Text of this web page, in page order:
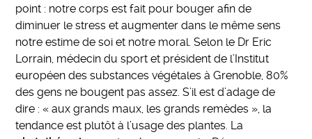
point : notre corps est fait pour bouger afin de
diminuer le stress et augmenter dans le même sens
notre estime de soi et notre moral. Selon le Dr Eric
Lorrain, médecin du sport et président de l’Institut
européen des substances végétales à Grenoble, 80%
des gens ne bougent pas assez. S’il est d’adage de
dire : « aux grands maux, les grands remèdes », la
tendance est plutôt à l’usage des plantes. La